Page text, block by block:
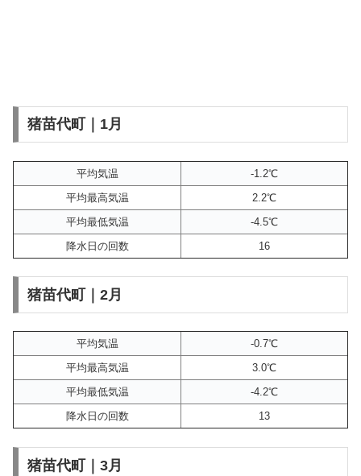
猪苗代町｜1月
平均気温
-1.2℃
平均最高気温
2.2℃
平均最低気温
-4.5℃
降水日の回数
16
猪苗代町｜2月
平均気温
-0.7℃
平均最高気温
3.0℃
平均最低気温
-4.2℃
降水日の回数
13
猪苗代町｜3月